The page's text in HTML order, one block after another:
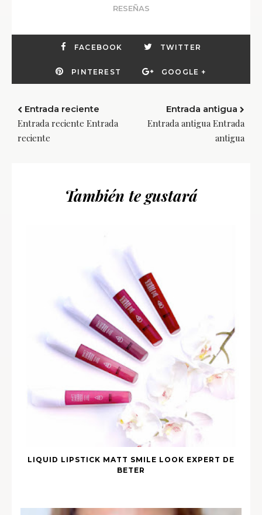
RESEÑAS
FACEBOOK TWITTER
PINTEREST GOOGLE +
Entrada reciente
Entrada reciente Entrada
reciente
Entrada antigua
Entrada antigua Entrada
antigua
También te gustará
LIQUID LIPSTICK MATT SMILE LOOK EXPERT DE
BETER